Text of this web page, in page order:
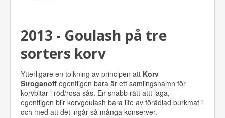
2013 - Goulash på tre
sorters korv
Ytterligare en tolkning av principen att Korv
Stroganoff egentligen bara är ett samlingsnamn för
korvbitar i röd/rosa sås. En snabb rätt attt laga,
egentligen blir korvgoulash bara lite av förädlad burkmat i
och med att det ingår så många konserver.